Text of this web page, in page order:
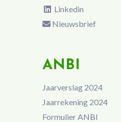
Linkedin
Nieuwsbrief
ANBI
Jaarverslag 2024
Jaarrekening 2024
Formulier ANBI